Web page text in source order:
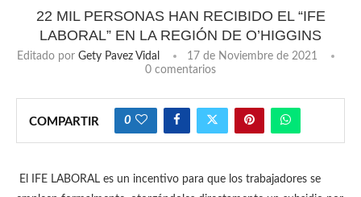
22 MIL PERSONAS HAN RECIBIDO EL “IFE
LABORAL” EN LA REGIÓN DE O’HIGGINS
Editado por Gety Pavez Vidal
17 de Noviembre de 2021
0 comentarios
COMPARTIR 0
El IFE LABORAL es un incentivo para que los trabajadores se